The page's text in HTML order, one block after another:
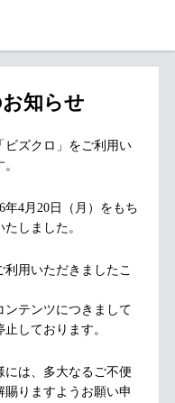
知らせ
ズクロ」をご利用い
4月20日（月）をもち
しました。
用いただきましたこ
テンツにつきまして
しております。
には、多大なるご不便
りますようお願い申